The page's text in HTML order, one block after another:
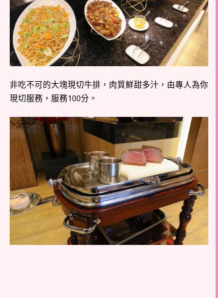
非吃不可的大塊現切牛排，肉質鮮甜多汁，由專人為你
現切服務，服務100分。